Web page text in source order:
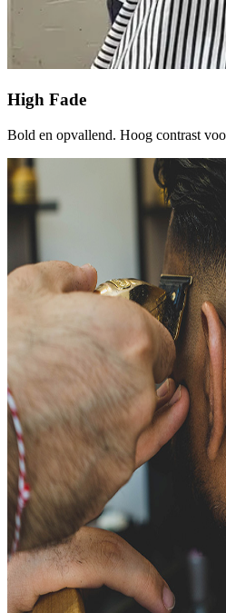
High Fade
Bold en opvallend. Hoog contrast